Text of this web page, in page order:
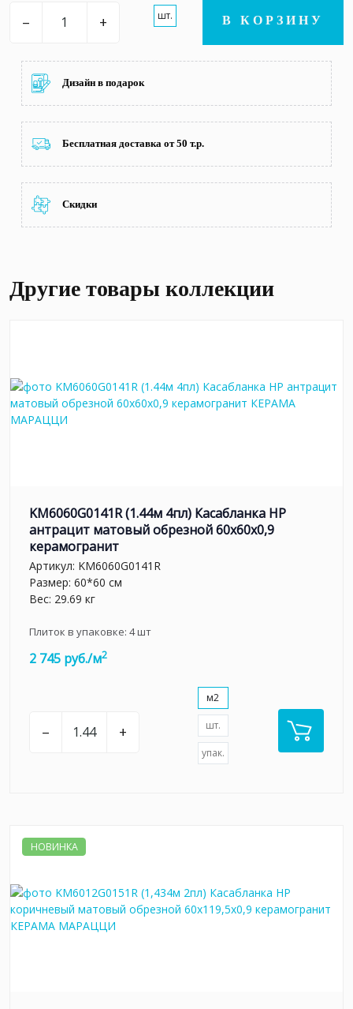
– + шт. В КОРЗИНУ
Дизайн в подарок
Бесплатная доставка от 50 т.р.
Скидки
Другие товары коллекции
KM6060G0141R (1.44м 4пл) Касабланка HP
антрацит матовый обрезной 60x60x0,9
керамогранит
Артикул: KM6060G0141R
Размер: 60*60 см
Вес: 29.69 кг
Плиток в упаковке: 4шт
2 745 руб./м2
– +
м2
шт.
упак.
НОВИНКА